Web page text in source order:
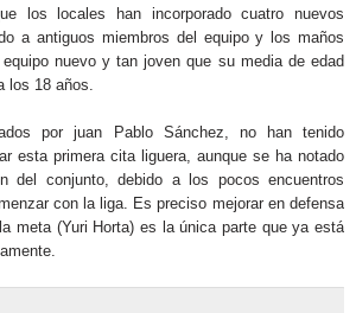
los locales han incorporado cuatro nuevos
a antiguos miembros del equipo y los maños
nuevo y tan joven que su media de edad
los 18 años.
por juan Pablo Sánchez, no han tenido
esta primera cita liguera, aunque se ha notado
del conjunto, debido a los pocos encuentros
con la liga. Es preciso mejorar en defensa
meta (Yuri Horta) es la única parte que ya está